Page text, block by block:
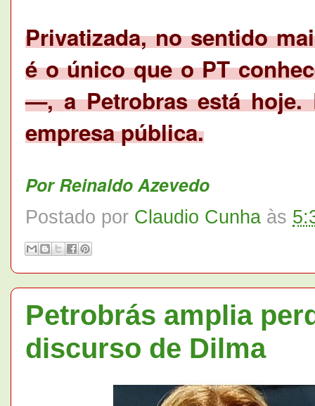
Privatizada, no sentido
é o único que o PT
—, a Petrobras está hoje.
empresa pública.
Por Reinaldo Azevedo
Postado por Claudio Cunha às
Petrobrás amplia
discurso de Dilma